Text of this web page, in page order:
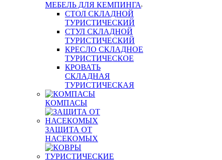
МЕБЕЛЬ ДЛЯ КЕМПИНГА
СТОЛ СКЛАДНОЙ
ТУРИСТИЧЕСКИЙ
СТУЛ СКЛАДНОЙ
ТУРИСТИЧЕСКИЙ
КРЕСЛО СКЛАДНОЕ
ТУРИСТИЧЕСКОЕ
КРОВАТЬ
СКЛАДНАЯ
ТУРИСТИЧЕСКАЯ
КОМПАСЫ
ЗАЩИТА ОТ
НАСЕКОМЫХ